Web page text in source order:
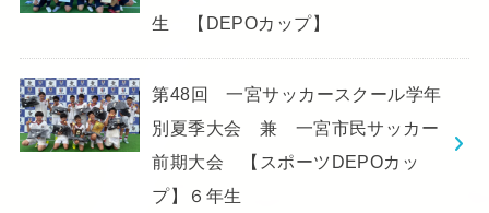
生 【DEPOカップ】
第48回 一宮サッカースクール学年
別夏季大会 兼 一宮市民サッカー
前期大会 【スポーツDEPOカッ
プ】６年生